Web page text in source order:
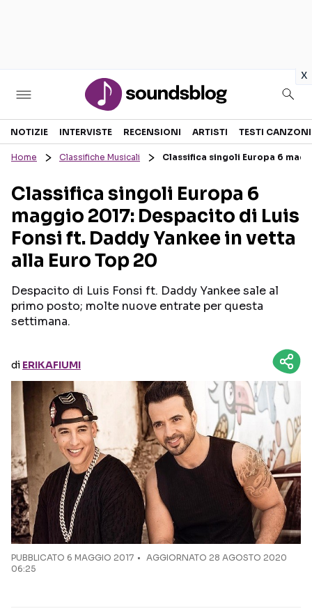
x
Sezioni
RECENSIONI MUSICALI
INTERVISTE
GOSSIP E CURIOSITÀ
TESTI CANZONI
TOUR ED EVENTI
TALENT SHOW
NOTIZIE INTERVISTE RECENSIONI ARTISTI TESTI CANZONI
Home Classifiche Musicali Classifica singoli Europa 6
Classifica singoli Europa 6
maggio 2017: Despacito di Luis
Fonsi ft. Daddy Yankee in vetta
alla Euro Top 20
Despacito di Luis Fonsi ft. Daddy Yankee sale al
primo posto; molte nuove entrate per questa
settimana.
di ERIKAFIUMI
PUBBLICATO 6 MAGGIO 2017
AGGIORNATO 28 AGOSTO 2020
06:25